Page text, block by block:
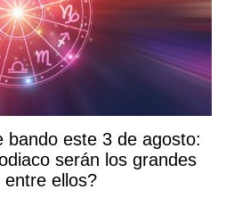
bando este 3 de agosto:
serán los grandes
ellos?